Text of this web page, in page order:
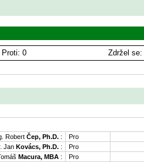
Proti: 0 Zdržel se:
Robert Čep, Ph.D. : Pro
Jan Kovács, Ph.D. : Pro
Macura, MBA : Pro